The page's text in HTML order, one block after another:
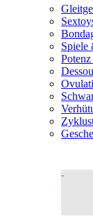
Spiele